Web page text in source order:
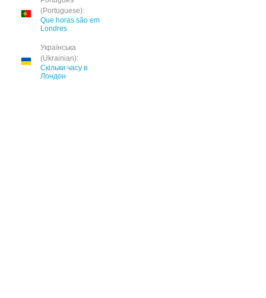
(Portuguese):
Que horas são em
Londres
Українська
(Ukrainian):
Скільки часу в
Лондон